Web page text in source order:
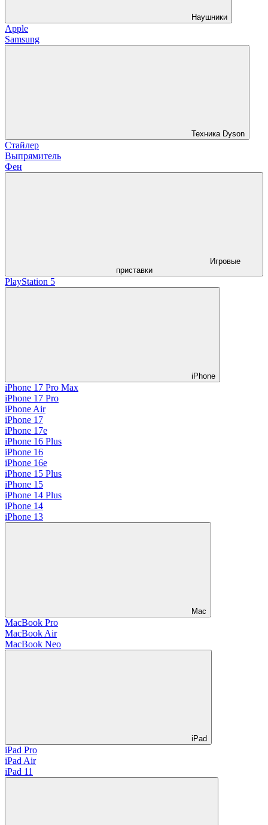
Наушники
Apple
Samsung
Техника Dyson
Стайлер
Выпрямитель
Фен
Игровые
приставки
PlayStation 5
iPhone
iPhone 17 Pro Max
iPhone 17 Pro
iPhone Air
iPhone 17
iPhone 17e
iPhone 16 Plus
iPhone 16
iPhone 16e
iPhone 15 Plus
iPhone 15
iPhone 14 Plus
iPhone 14
iPhone 13
Mac
MacBook Pro
MacBook Air
MacBook Neo
iPad
iPad Pro
iPad Air
iPad 11